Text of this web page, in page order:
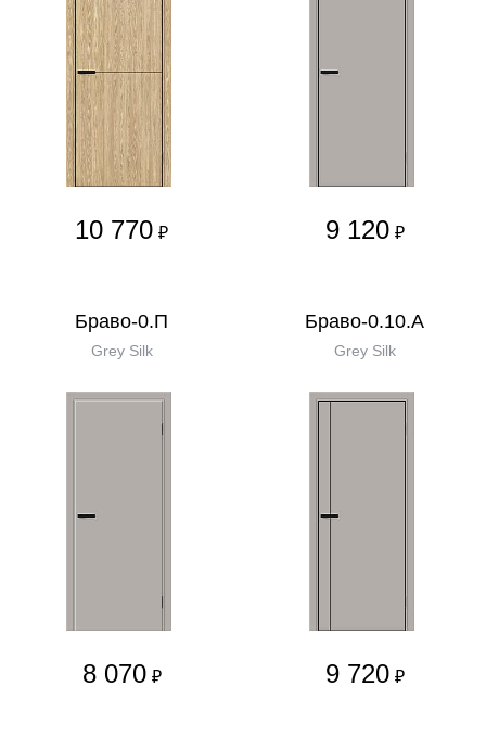
10 770 ₽ 9 120 ₽
Браво-0.П
Grey Silk
8 070 ₽
Браво-0.10.А
Grey Silk
9 720 ₽